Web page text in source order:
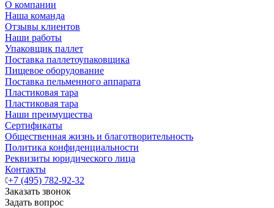
О компании
Наша команда
Отзывы клиентов
Наши работы
Упаковщик паллет
Поставка паллетоупаковщика
Пищевое оборудование
Поставка пельменного аппарата
Пластиковая тара
Пластиковая тара
Наши преимущества
Сертификаты
Общественная жизнь и благотворительность
Политика конфиденциальности
Реквизиты юридического лица
Контакты
+7 (495) 782-92-32
Заказать звонок
Задать вопрос